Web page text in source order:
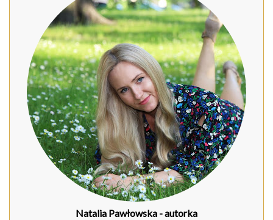
Natalia Pawłowska - autorka